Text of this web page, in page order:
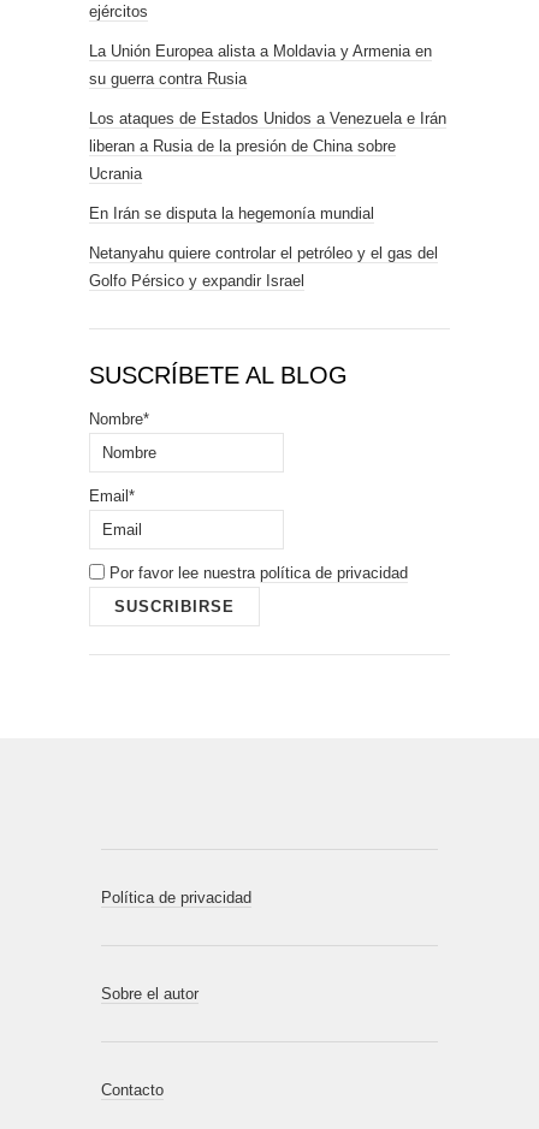
ejércitos
La Unión Europea alista a Moldavia y Armenia en
su guerra contra Rusia
Los ataques de Estados Unidos a Venezuela e Irán
liberan a Rusia de la presión de China sobre
Ucrania
En Irán se disputa la hegemonía mundial
Netanyahu quiere controlar el petróleo y el gas del
Golfo Pérsico y expandir Israel
SUSCRÍBETE AL BLOG
Nombre*
Email*
Por favor lee nuestra política de privacidad
Política de privacidad
Sobre el autor
Contacto